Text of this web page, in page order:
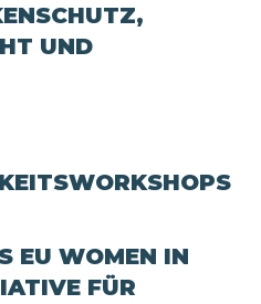
UND
EU WOMEN IN
FÜR